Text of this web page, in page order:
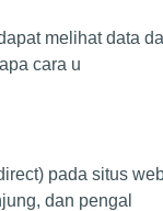
melihat data
cara u
pada situs
dan pengal